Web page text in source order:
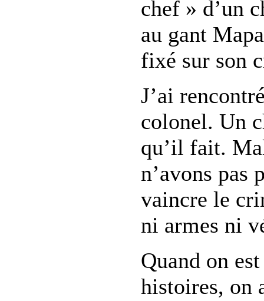
chef » d’un
au gant
fixé sur son
J’ai
colonel. Un
qu’il fait.
n’avons
vaincre le
ni armes ni
Quand on
histoires, on